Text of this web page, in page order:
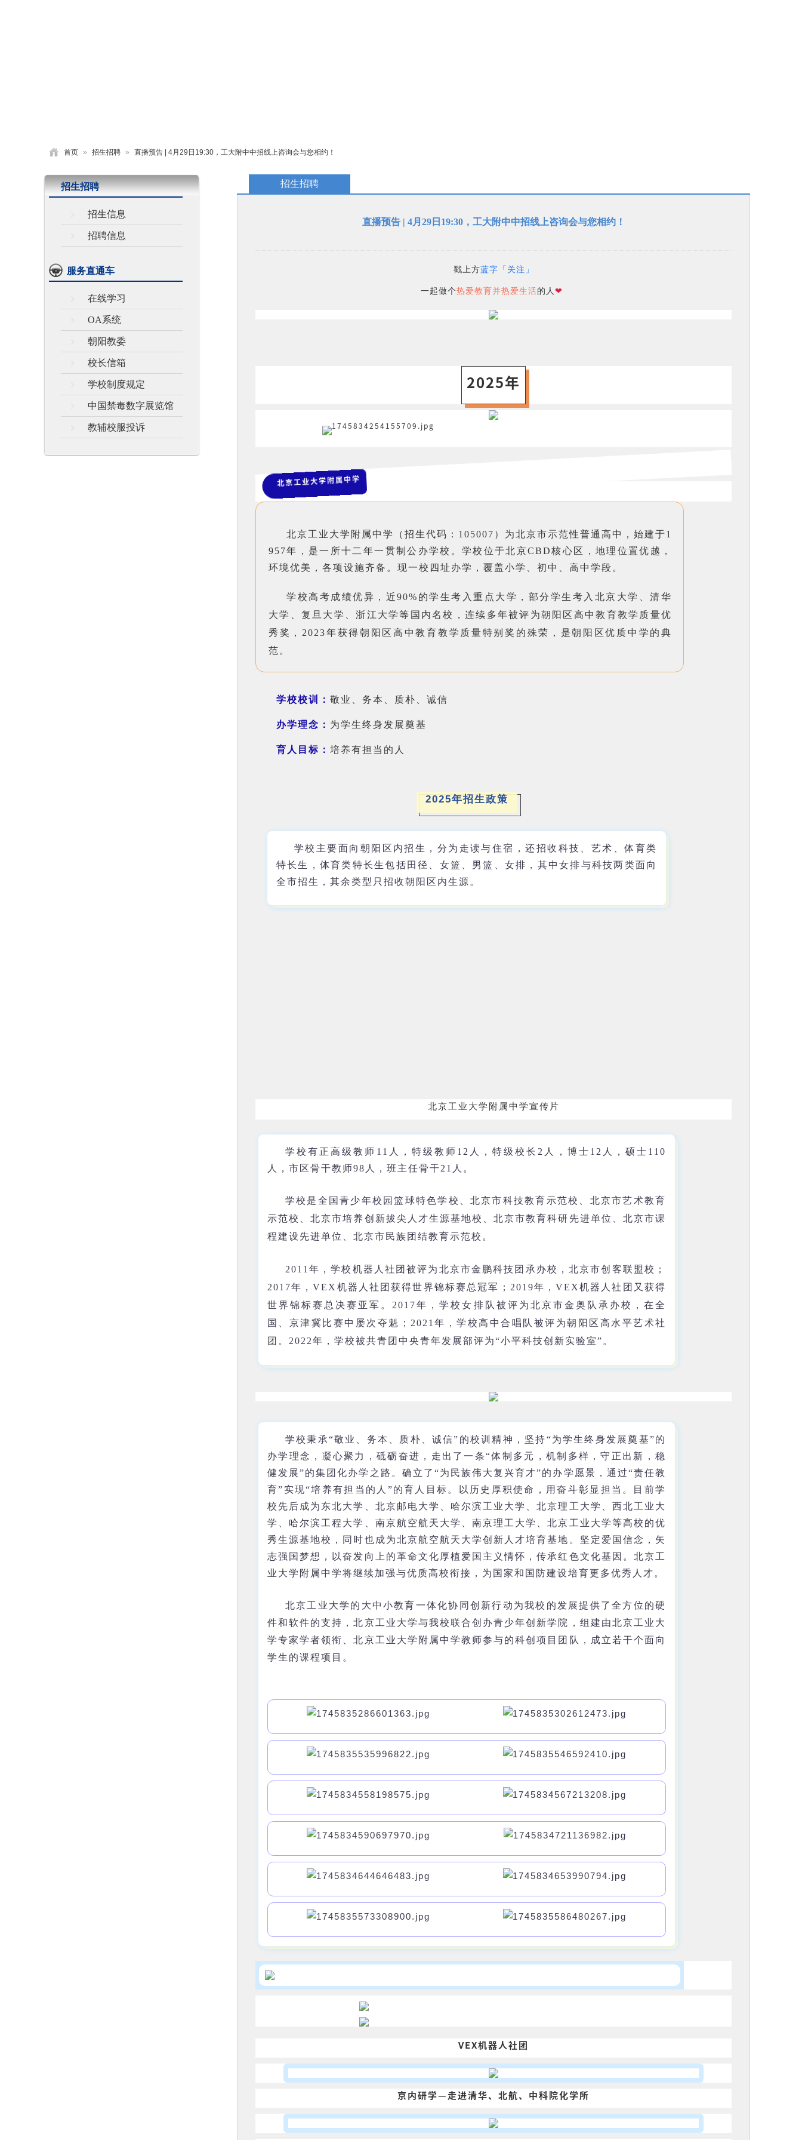
首页 » 招生招聘 » 直播预告 | 4月29日19:30，工大附中中招线上咨询会与您相约！
招生招聘
招生信息
招聘信息
服务直通车
在线学习
OA系统
朝阳教委
校长信箱
学校制度规定
中国禁毒数字展览馆
教辅校服投诉
招生招聘
直播预告 | 4月29日19:30，工大附中中招线上咨询会与您相约！
戳上方蓝字「关注」
一起做个热爱教育并热爱生活的人 ❤
2025年
北京工业大学附属中学
北京工业大学附属中学（招生代码：105007）为北京市示范性普通高中，始建于1
957年，是一所十二年一贯制公办学校。学校位于北京CBD核心区，地理位置优越，
环境优美，各项设施齐备。现一校四址办学，覆盖小学、初中、高中学段。
学校高考成绩优异，近90%的学生考入重点大学，部分学生考入北京大学、清华
大学、复旦大学、浙江大学等国内名校，连续多年被评为朝阳区高中教育教学质量优
秀奖，2023年获得朝阳区高中教育教学质量特别奖的殊荣，是朝阳区优质中学的典
范。
学校校训： 敬业、务本、质朴、诚信
办学理念： 为学生终身发展奠基
育人目标： 培养有担当的人
2025年招生政策
学校主要面向朝阳区内招生，分为走读与住宿，还招收科技、艺术、体育类
特长生，体育类特长生包括田径、女篮、男篮、女排，其中女排与科技两类面向
全市招生，其余类型只招收朝阳区内生源。
北京工业大学附属中学宣传片
学校有正高级教师11人，特级教师12人，特级校长2人，博士12人，硕士110
人，市区骨干教师98人，班主任骨干21人。
学校是全国青少年校园篮球特色学校、北京市科技教育示范校、北京市艺术教育
示范校、北京市培养创新拔尖人才生源基地校、北京市教育科研先进单位、北京市课
程建设先进单位、北京市民族团结教育示范校。
2011年，学校机器人社团被评为北京市金鹏科技团承办校，北京市创客联盟校；
2017年，VEX机器人社团获得世界锦标赛总冠军；2019年，VEX机器人社团又获得
世界锦标赛总决赛亚军。2017年，学校女排队被评为北京市金奥队承办校，在全
国、京津冀比赛中屡次夺魁；2021年，学校高中合唱队被评为朝阳区高水平艺术社
团。2022年，学校被共青团中央青年发展部评为“小平科技创新实验室”。
学校秉承“敬业、务本、质朴、诚信”的校训精神，坚持“为学生终身发展奠基”的
办学理念，凝心聚力，砥砺奋进，走出了一条“体制多元，机制多样，守正出新，稳
健发展”的集团化办学之路。确立了“为民族伟大复兴育才”的办学愿景，通过“责任教
育”实现“培养有担当的人”的育人目标。以历史厚积使命，用奋斗彰显担当。目前学
校先后成为东北大学、北京邮电大学、哈尔滨工业大学、北京理工大学、西北工业大
学、哈尔滨工程大学、南京航空航天大学、南京理工大学、北京工业大学等高校的优
秀生源基地校，同时也成为北京航空航天大学创新人才培育基地。坚定爱国信念，矢
志强国梦想，以奋发向上的革命文化厚植爱国主义情怀，传承红色文化基因。北京工
业大学附属中学将继续加强与优质高校衔接，为国家和国防建设培育更多优秀人才。
北京工业大学的大中小教育一体化协同创新行动为我校的发展提供了全方位的硬
件和软件的支持，北京工业大学与我校联合创办青少年创新学院，组建由北京工业大
学专家学者领衔、北京工业大学附属中学教师参与的科创项目团队，成立若干个面向
学生的课程项目。
VEX机器人社团
京内研学—走进清华、北航、中科院化学所